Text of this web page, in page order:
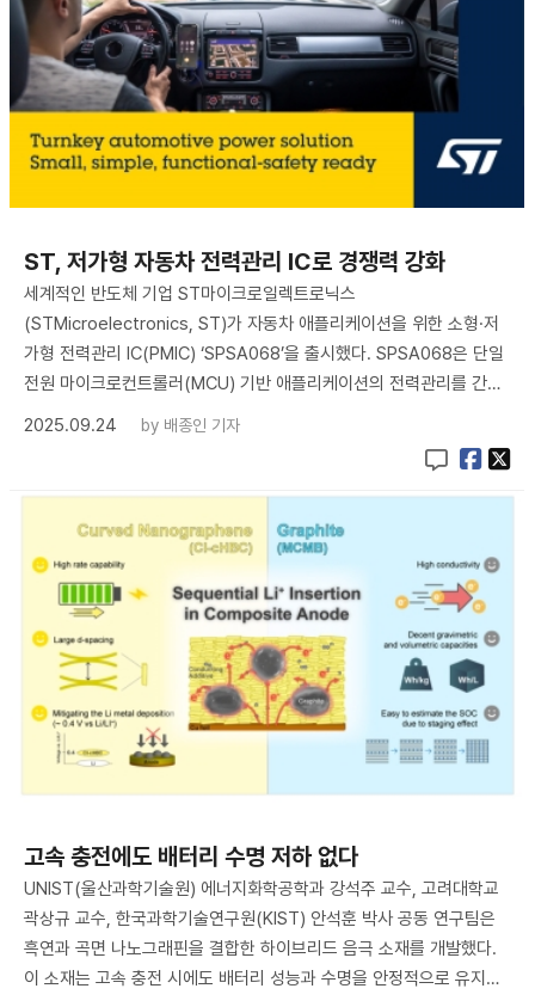
ST, 저가형 자동차 전력관리 IC로 경쟁력 강화
세계적인 반도체 기업 ST마이크로일렉트로닉스
(STMicroelectronics, ST)가 자동차 애플리케이션을 위한 소형·저
가형 전력관리 IC(PMIC) ‘SPSA068’을 출시했다. SPSA068은 단일
전원 마이크로컨트롤러(MCU) 기반 애플리케이션의 전력관리를 간…
2025.09.24
by 배종인 기자
고속 충전에도 배터리 수명 저하 없다
UNIST(울산과학기술원) 에너지화학공학과 강석주 교수, 고려대학교
곽상규 교수, 한국과학기술연구원(KIST) 안석훈 박사 공동 연구팀은
흑연과 곡면 나노그래핀을 결합한 하이브리드 음극 소재를 개발했다.
이 소재는 고속 충전 시에도 배터리 성능과 수명을 안정적으로 유지…